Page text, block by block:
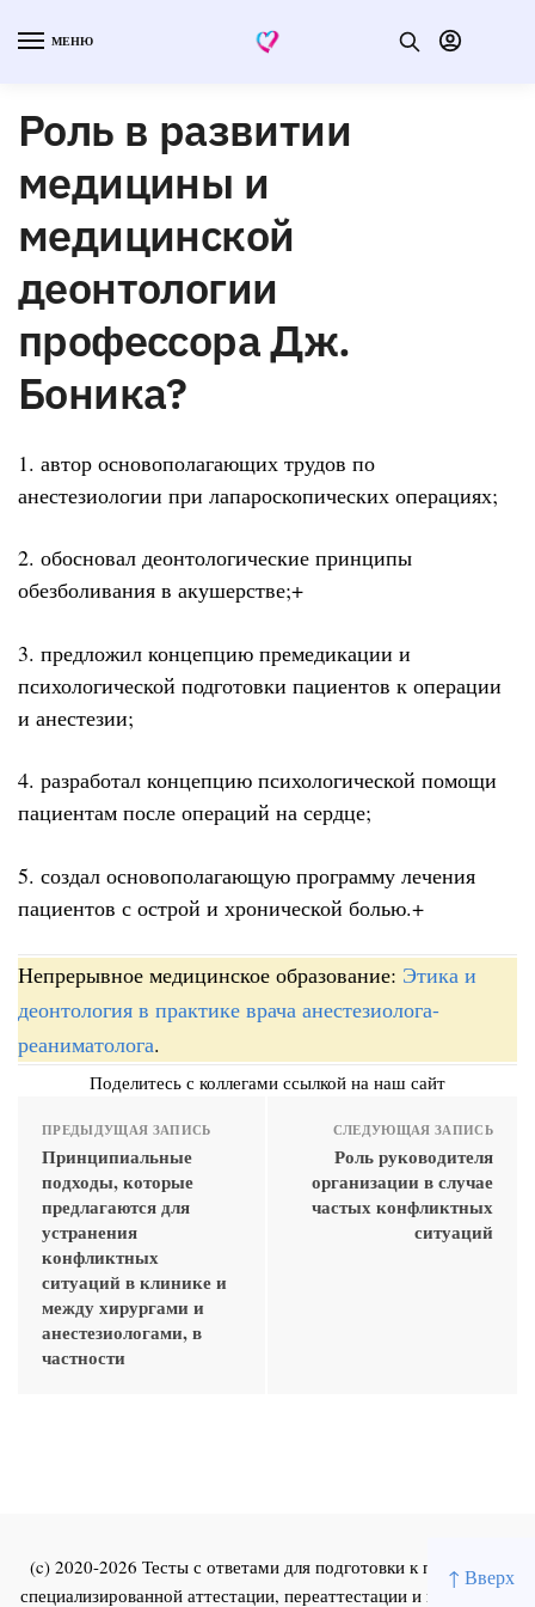
↑ Вверх
МЕНЮ
Роль в развитии
медицины и
медицинской
деонтологии
профессора Дж.
Боника?
1. автор основополагающих трудов по
анестезиологии при лапароскопических операциях;
2. обосновал деонтологические принципы
обезболивания в акушерстве;+
3. предложил концепцию премедикации и
психологической подготовки пациентов к операции
и анестезии;
4. разработал концепцию психологической помощи
пациентам после операций на сердце;
5. создал основополагающую программу лечения
пациентов с острой и хронической болью.+
Непрерывное медицинское образование: Этика и
деонтология в практике врача анестезиолога-
реаниматолога.
Поделитесь с коллегами ссылкой на наш сайт
ПРЕДЫДУЩАЯ ЗАПИСЬ
Принципиальные
подходы, которые
предлагаются для
устранения
конфликтных
ситуаций в клинике и
между хирургами и
анестезиологами, в
частности
СЛЕДУЮЩАЯ ЗАПИСЬ
Роль руководителя
организации в случае
частых конфликтных
ситуаций
(c) 2020-2026 Тесты с ответами для подготовки к первичной
специализированной аттестации, переаттестации и повышения